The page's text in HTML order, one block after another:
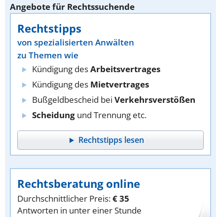
Angebote für Rechtssuchende
Rechtstipps
von spezialisierten Anwälten
zu Themen wie
Kündigung desArbeitsvertrages
Kündigung des Mietvertrages
Bußgeldbescheid bei Verkehrsverstößen
Scheidung und Trennung etc.
Rechtstipps lesen
Rechtsberatung online
Durchschnittlicher Preis:€ 35
Antworten in unter einer Stunde